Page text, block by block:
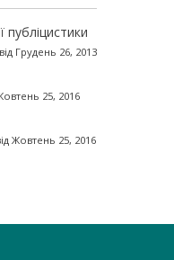
публіцистики
від Грудень 26, 2013
25, 2016
Жовтень 25, 2016